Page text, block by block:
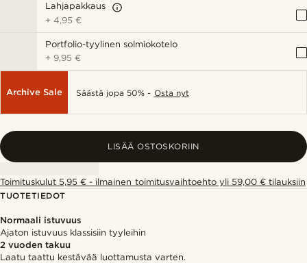
Lahjapakkaus
+4,95 €
Portfolio-tyylinen solmiokotelo
+ 9,95 €
Archive Sale Säästä jopa 50% - Osta nyt
LISÄÄ OSTOSKORIIN
Toimituskulut 5,95 € - ilmainen toimitusvaihtoehto yli 59,00 € tilauksiin
TUOTETIEDOT
Normaali istuvuus
Ajaton istuvuus klassisiin tyyleihin
2 vuoden takuu
Laatu taattu kestävää luottamusta varten.